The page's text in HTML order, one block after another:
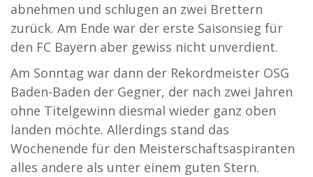
abnehmen und schlugen an zwei Brettern
zurück. Am Ende war der erste Saisonsieg für
den FC Bayern aber gewiss nicht unverdient.
Am Sonntag war dann der Rekordmeister OSG
Baden-Baden der Gegner, der nach zwei Jahren
ohne Titelgewinn diesmal wieder ganz oben
landen möchte. Allerdings stand das
Wochenende für den Meisterschaftsaspiranten
alles andere als unter einem guten Stern.